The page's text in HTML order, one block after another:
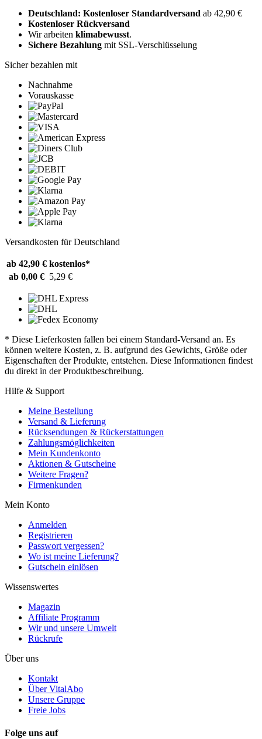
Deutschland: Kostenloser Standardversand ab 42,90 €
Kostenloser Rückversand
Wir arbeiten klimabewusst.
Sichere Bezahlung mit SSL-Verschlüsselung
Sicher bezahlen mit
Nachnahme
Vorauskasse
Versandkosten für Deutschland
ab 42,90 € kostenlos*
ab 0,00 € 5,29 €
* Diese Lieferkosten fallen bei einem Standard-Versand an. Es
können weitere Kosten, z. B. aufgrund des Gewichts, Größe oder
Eigenschaften der Produkte, entstehen. Diese Informationen findest
du direkt in der Produktbeschreibung.
Hilfe & Support
Meine Bestellung
Versand & Lieferung
Rücksendungen & Rückerstattungen
Zahlungsmöglichkeiten
Mein Kundenkonto
Aktionen & Gutscheine
Weitere Fragen?
Firmenkunden
Mein Konto
Anmelden
Registrieren
Passwort vergessen?
Wo ist meine Lieferung?
Gutschein einlösen
Wissenswertes
Magazin
Affiliate Programm
Wir und unsere Umwelt
Rückrufe
Über uns
Kontakt
Über VitalAbo
Unsere Gruppe
Freie Jobs
Folge uns auf